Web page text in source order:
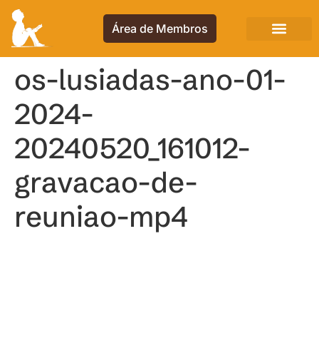
Área de Membros
os-lusiadas-ano-01-
2024-
20240520_161012-
gravacao-de-
reuniao-mp4